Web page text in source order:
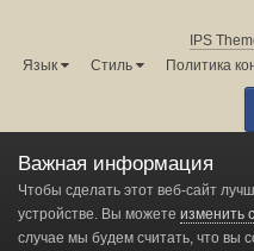
IPS
Язык
Стиль Политика
Администрация
Powered by
Change
Важная информация
Чтобы сделать этот веб-сайт
устройстве. Вы можете изменить
случае мы будем считать, что вы